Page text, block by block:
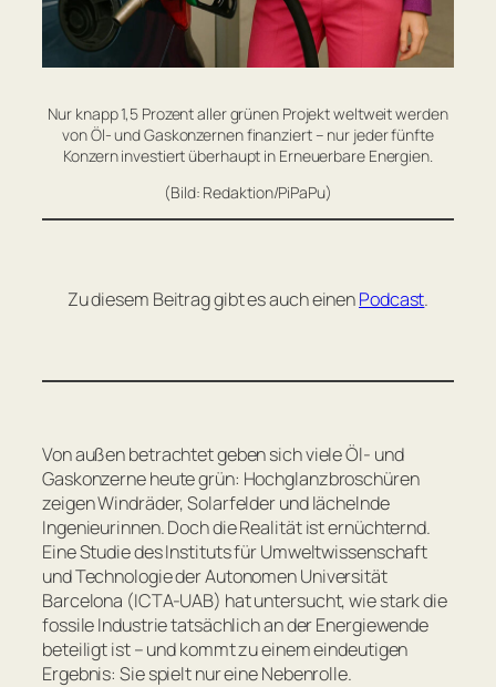
Nur knapp 1,5 Prozent aller grünen Projekt weltweit werden
von Öl- und Gaskonzernen finanziert – nur jeder fünfte
Konzern investiert überhaupt in Erneuerbare Energien.
(Bild: Redaktion/PiPaPu)
Zu diesem Beitrag gibt es auch einenPodcast.
Von außen betrachtet geben sich viele Öl- und
Gaskonzerne heute grün: Hochglanzbroschüren
zeigen Windräder, Solarfelder und lächelnde
Ingenieurinnen. Doch die Realität ist ernüchternd.
Eine Studie des Instituts für Umweltwissenschaft
und Technologie der Autonomen Universität
Barcelona (ICTA-UAB) hat untersucht, wie stark die
fossile Industrie tatsächlich an der Energiewende
beteiligt ist – und kommt zu einem eindeutigen
Ergebnis: Sie spielt nur eine Nebenrolle.